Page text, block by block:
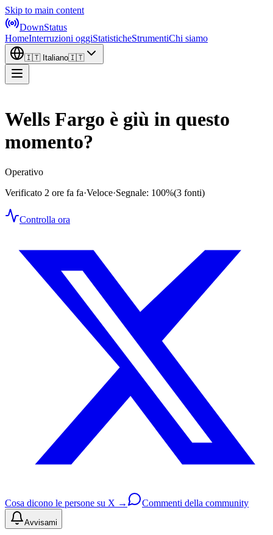
Skip to main content
DownStatus
HomeInterruzioni oggiStatisticheStrumentiChi siamo
🇮🇹 Italiano🇮🇹
Wells Fargo è giù in questo
momento?
Operativo
Verificato 2 ore fa fa·Veloce·Segnale: 100%(3 fonti)
Controlla ora
Cosa dicono le persone su X → Commenti della community
Avvisami